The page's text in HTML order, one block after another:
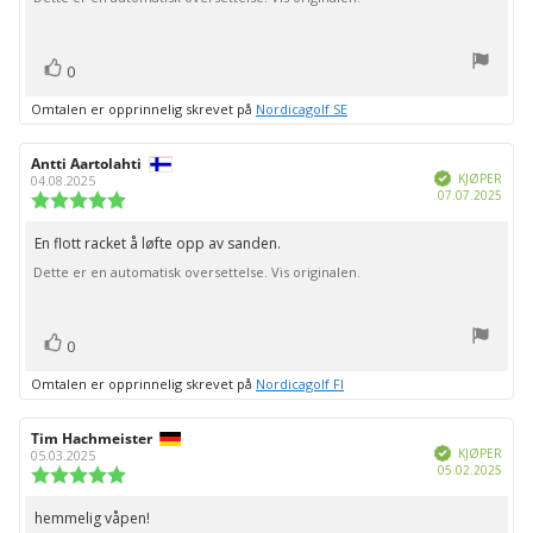
Liker
0
Omtalen er opprinnelig skrevet på Nordicagolf SE
Forfatter:
Antti Aartolahti
04.08.2025
av
5
mulige
VerifisertKJØPER
07.07.2025
Omtaletekst:
En flott racket å løfte opp av sanden.
Dette er en automatisk oversettelse. Vis originalen.
Liker
0
Omtalen er opprinnelig skrevet på Nordicagolf FI
Forfatter:
Tim Hachmeister
05.03.2025
av
VerifisertKJØPER
05.02.2025
Omtaletekst:
hemmelig våpen!